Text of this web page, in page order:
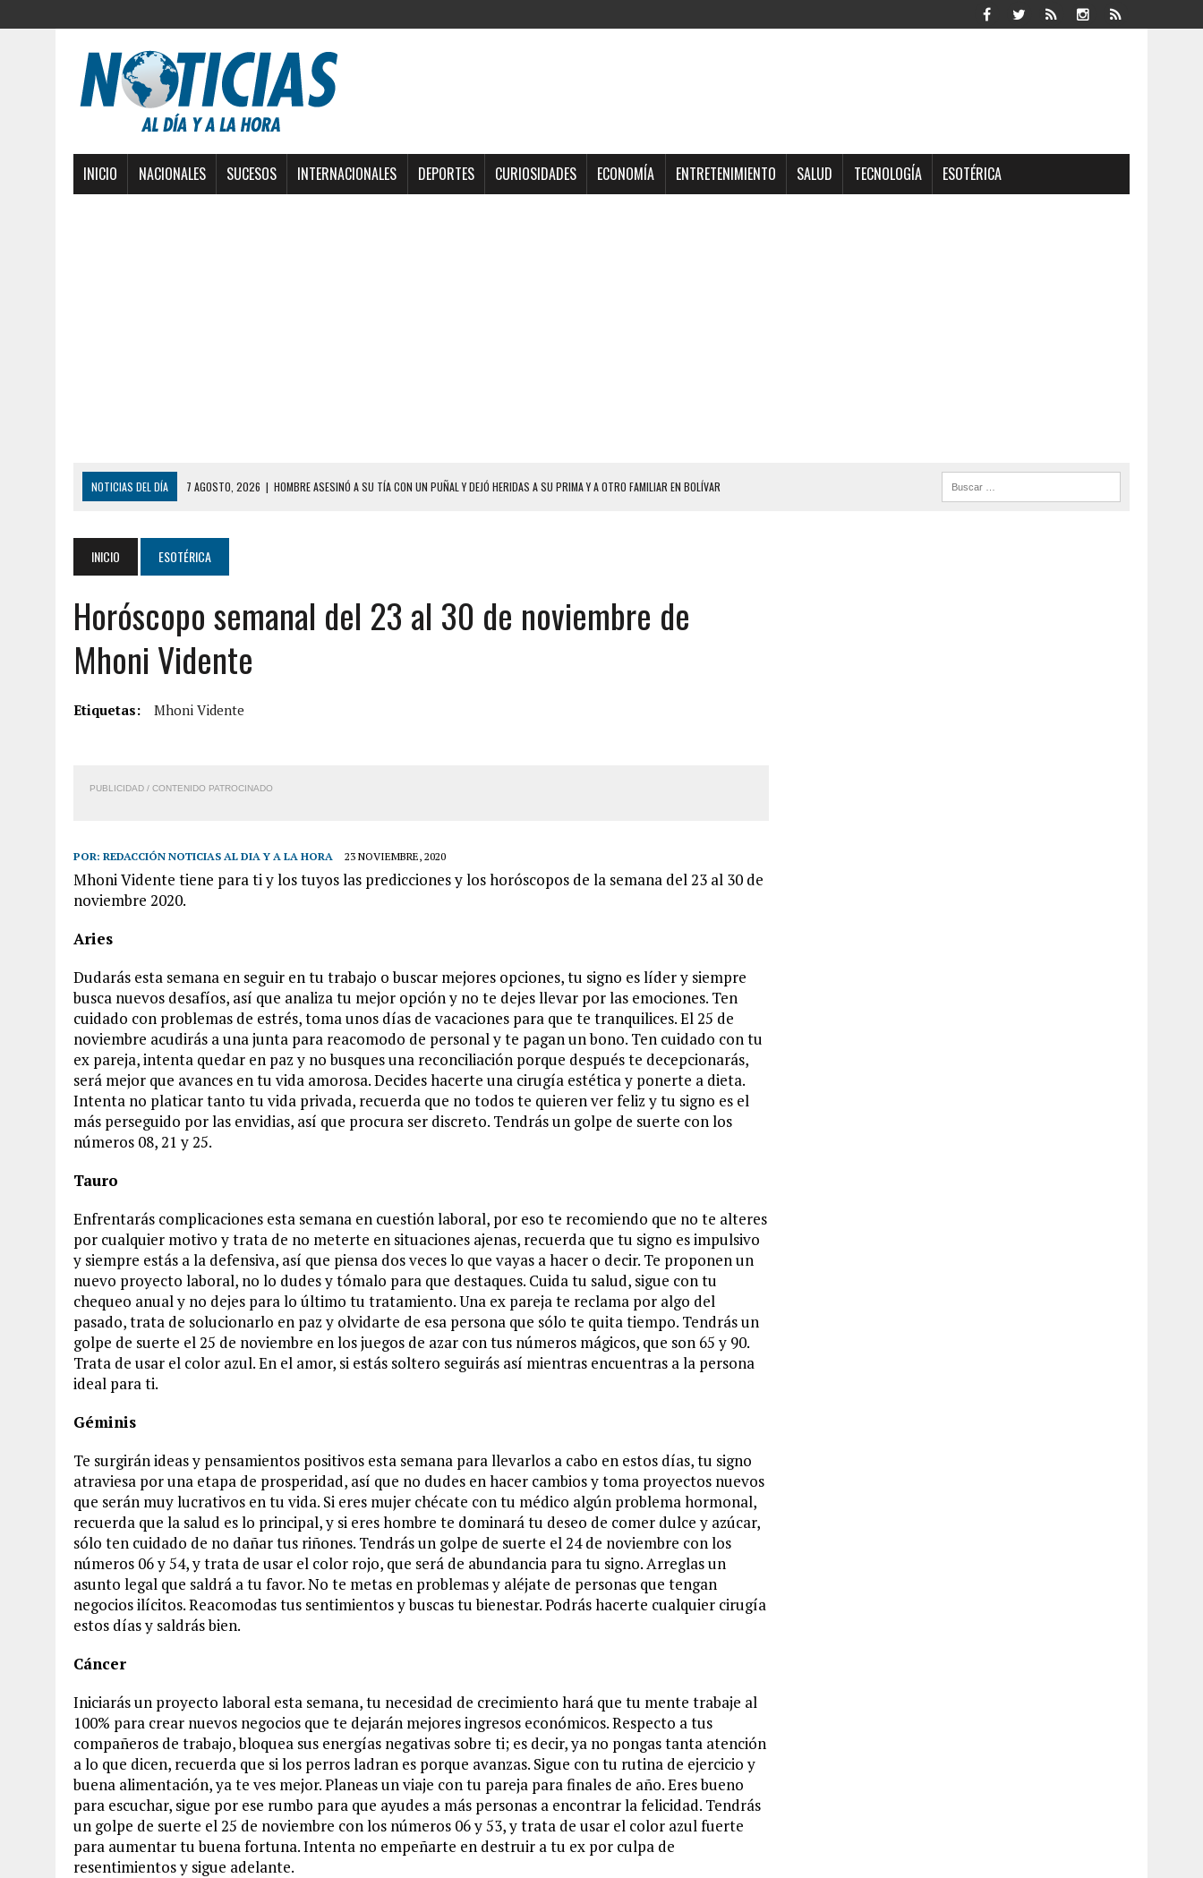
INICIO NACIONALES SUCESOS INTERNACIONALES DEPORTES CURIOSIDADES ECONOMÍA ENTRETENIMIENTO SALUD TECNOLOGÍA ESOTÉRICA
NOTICIAS DEL DÍA 7 AGOSTO, 2026 | YARACUY: ASESINARON DOS HOMBRES EL MISMO DÍA EN SECTORES VECINOS
MISTERIOSA MUERTE DE MODELO EN MONAGAS: HALLARON EL CUERPO DENTRO DE SU CASA
6 AGOSTO, 2026 | BARINAS: ADOLESCENTE SE QUITÓ LA VIDA TRAS SER ACOSADA Y ABUSADA POR LA PAREJA DE SU ABUELA
6 AGOSTO, 2026
CONMOCIÓN EN COLORADO POR ASESINATO DE UNA ADOLESCENTE VENEZOLANA EN REUNIÓN CON AMIGOS
5 AGOSTO, 2026 | PRESUNTO BROTE PSICÓTICO POR FALTA DE TRATAMIENTO DESENCADENÓ TRAGEDIA FAMILIAR
9 AGOSTO, 2026 |
FALLECIÓ FUNCIONARIO DE LA PNB DURANTE ENFRENTAMIENTO EN EL VALLE: HAY CUATRO PRESUNTOS DELINCUENTES ABATIDOS
7 AGOSTO, 2026
INICIO ESOTÉRICA
Horóscopo semanal del 23 al 30 de noviembre de
Mhoni Vidente
Etiquetas: Mhoni Vidente
PUBLICIDAD / CONTENIDO PATROCINADO
POR: REDACCIÓN NOTICIAS AL DIA Y A LA HORA 23 NOVIEMBRE, 2020
Mhoni Vidente tiene para ti y los tuyos las predicciones y los horóscopos de la semana del 23 al 30 de
noviembre 2020.
Aries
Dudarás esta semana en seguir en tu trabajo o buscar mejores opciones, tu signo es líder y siempre
busca nuevos desafíos, así que analiza tu mejor opción y no te dejes llevar por las emociones. Ten
cuidado con problemas de estrés, toma unos días de vacaciones para que te tranquilices. El 25 de
noviembre acudirás a una junta para reacomodo de personal y te pagan un bono. Ten cuidado con tu
ex pareja, intenta quedar en paz y no busques una reconciliación porque después te decepcionarás,
será mejor que avances en tu vida amorosa. Decides hacerte una cirugía estética y ponerte a dieta.
Intenta no platicar tanto tu vida privada, recuerda que no todos te quieren ver feliz y tu signo es el
más perseguido por las envidias, así que procura ser discreto. Tendrás un golpe de suerte con los
números 08, 21 y 25.
Tauro
Enfrentarás complicaciones esta semana en cuestión laboral, por eso te recomiendo que no te alteres
por cualquier motivo y trata de no meterte en situaciones ajenas, recuerda que tu signo es impulsivo
y siempre estás a la defensiva, así que piensa dos veces lo que vayas a hacer o decir. Te proponen un
nuevo proyecto laboral, no lo dudes y tómalo para que destaques. Cuida tu salud, sigue con tu
chequeo anual y no dejes para lo último tu tratamiento. Una ex pareja te reclama por algo del
pasado, trata de solucionarlo en paz y olvidarte de esa persona que sólo te quita tiempo. Tendrás un
golpe de suerte el 25 de noviembre en los juegos de azar con tus números mágicos, que son 65 y 90.
Trata de usar el color azul. En el amor, si estás soltero seguirás así mientras encuentras a la persona
ideal para ti.
Géminis
Te surgirán ideas y pensamientos positivos esta semana para llevarlos a cabo en estos días, tu signo
atraviesa por una etapa de prosperidad, así que no dudes en hacer cambios y toma proyectos nuevos
que serán muy lucrativos en tu vida. Si eres mujer chécate con tu médico algún problema hormonal,
recuerda que la salud es lo principal, y si eres hombre te dominará tu deseo de comer dulce y azúcar,
sólo ten cuidado de no dañar tus riñones. Tendrás un golpe de suerte el 24 de noviembre con los
números 06 y 54, y trata de usar el color rojo, que será de abundancia para tu signo. Arreglas un
asunto legal que saldrá a tu favor. No te metas en problemas y aléjate de personas que tengan
negocios ilícitos. Reacomodas tus sentimientos y buscas tu bienestar. Podrás hacerte cualquier cirugía
estos días y saldrás bien.
Cáncer
Iniciarás un proyecto laboral esta semana, tu necesidad de crecimiento hará que tu mente trabaje al
100% para crear nuevos negocios que te dejarán mejores ingresos económicos. Respecto a tus
compañeros de trabajo, bloquea sus energías negativas sobre ti; es decir, ya no pongas tanta atención
a lo que dicen, recuerda que si los perros ladran es porque avanzas. Sigue con tu rutina de ejercicio y
buena alimentación, ya te ves mejor. Planeas un viaje con tu pareja para finales de año. Eres bueno
para escuchar, sigue por ese rumbo para que ayudes a más personas a encontrar la felicidad. Tendrás
un golpe de suerte el 25 de noviembre con los números 06 y 53, y trata de usar el color azul fuerte
para aumentar tu buena fortuna. Intenta no empeñarte en destruir a tu ex por culpa de
resentimientos y sigue adelante.